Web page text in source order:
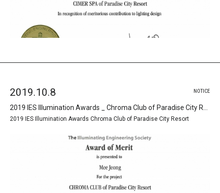
2019.10.8
2019 IES Illumination Awards _ Chroma Club of Paradise City Resort
2019 IES Illumination Awards Chroma Club of Paradise City Resort
NOTICE